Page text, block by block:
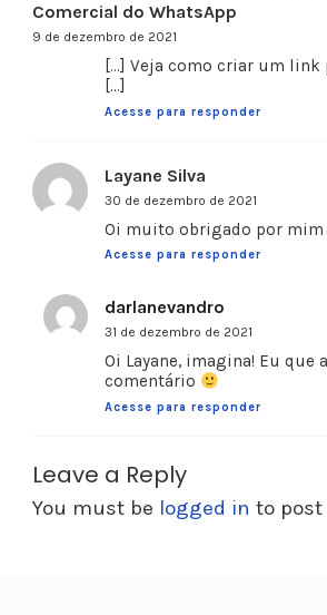
Comercial do WhatsApp
9 de dezembro de 2021
[…] Veja como criar um link
[…]
Acesse para responder
Layane Silva
30 de dezembro de 2021
Oi muito obrigado por mim
Acesse para responder
darlanevandro
31 de dezembro de 2021
Oi Layane, imagina! Eu que
comentário
Acesse para responder
Leave a Reply
You must be logged in to